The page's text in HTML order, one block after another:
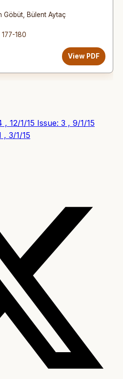
Göbüt Bülent Aytaç
177-180
View PDF
, 12/1/15 Issue: 3 , 9/1/15
, 3/1/15